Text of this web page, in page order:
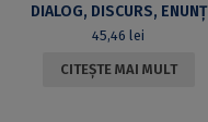
DIALOG, DISCURS, ENUNȚ
45,46lei
CITEȘTE MAI MULT